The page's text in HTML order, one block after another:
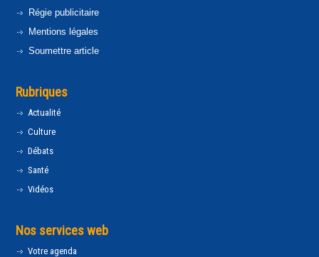
Régie publicitaire
Mentions légales
Soumettre article
Rubriques
Actualité
Culture
Débats
Santé
Vidéos
Nos services web
Votre agenda